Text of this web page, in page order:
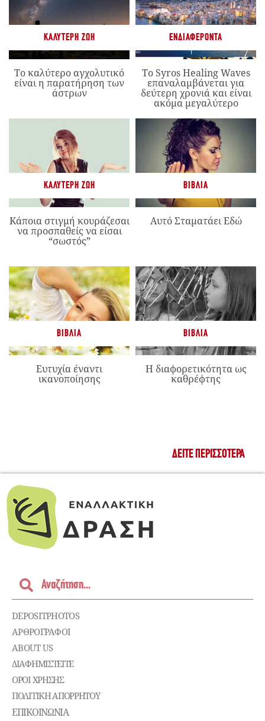
ΚΑΛΎΤΕΡΗ ΖΩΉ
Το καλύτερο αγχολυτικό
είναι η παρατήρηση των
άστρων
ΕΝΔΙΑΦΈΡΟΝΤΑ
Το Syros Healing Waves
επαναλαμβάνεται για
δεύτερη χρονιά και είναι
ακόμα μεγαλύτερο
ΚΑΛΎΤΕΡΗ ΖΩΉ
Κάποια στιγμή κουράζεσαι
να προσπαθείς να είσαι
“σωστός”
ΒΙΒΛΊΑ
Αυτό Σταματάει Εδώ
ΒΙΒΛΊΑ
Ευτυχία έναντι
ικανοποίησης
ΒΙΒΛΊΑ
Η διαφορετικότητα ως
καθρέφτης
ΔΕΊΤΕ ΠΕΡΙΣΣΌΤΕΡΑ
DEPOSITPHOTOS
ΑΡΘΡΟΓΡΑΦΟΙ
ABOUT US
ΔΙΑΦΗΜΙΣΤΕΊΤΕ
ΌΡΟΙ ΧΡΉΣΗΣ
ΠΟΛΙΤΙΚΉ ΑΠΟΡΡΉΤΟΥ
ΕΠΙΚΟΙΝΩΝΊΑ